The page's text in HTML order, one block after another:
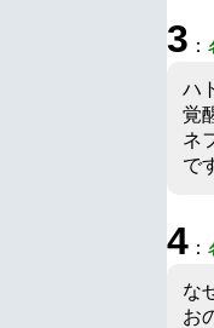
3 ：
ハ
覚
ネ
で
4 ：
な
お